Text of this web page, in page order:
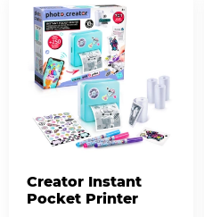
Creator Instant
Pocket Printer